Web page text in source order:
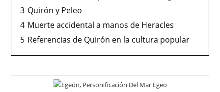
3 Quirón y Peleo
4 Muerte accidental a manos de Heracles
5 Referencias de Quirón en la cultura popular